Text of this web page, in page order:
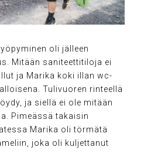
oli jälleen
Mitään saniteettitiloja ei
ja Marika koki illan wc-
Tulivuoren rinteellä
ja siellä ei ole mitään
Pimeässä takaisin
Marika oli törmätä
joka oli kuljettanut